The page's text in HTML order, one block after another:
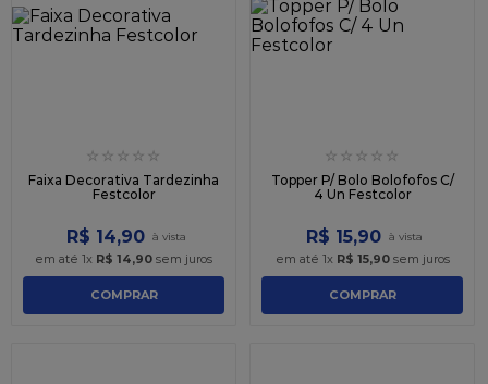
☆ ☆ ☆ ☆ ☆
Faixa Decorativa Tardezinha
Festcolor
R$ 14,90
em até 1x R$ 14,90 sem juros
COMPRAR
☆ ☆ ☆ ☆ ☆
Topper P/ Bolo Bolofofos C/
4 Un Festcolor
R$ 15,90
em até 1x R$ 15,90sem juros
COMPRAR